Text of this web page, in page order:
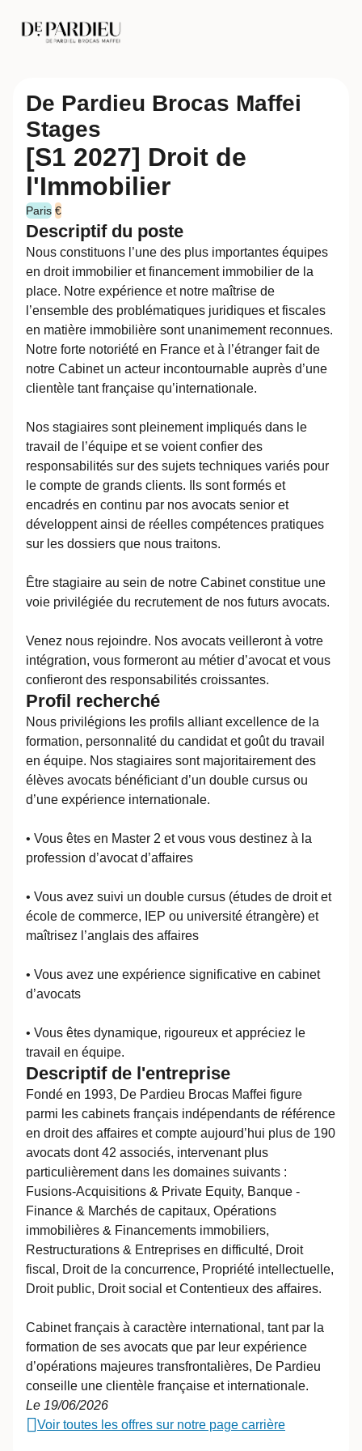
De Pardieu Brocas Maffei
Stages
[S1 2027] Droit de
l'Immobilier
Paris €
Descriptif du poste
Nous constituons l’une des plus importantes équipes
en droit immobilier et financement immobilier de la
place. Notre expérience et notre maîtrise de
l’ensemble des problématiques juridiques et fiscales
en matière immobilière sont unanimement reconnues.
Notre forte notoriété en France et à l’étranger fait de
notre Cabinet un acteur incontournable auprès d’une
clientèle tant française qu’internationale.
Nos stagiaires sont pleinement impliqués dans le
travail de l’équipe et se voient confier des
responsabilités sur des sujets techniques variés pour
le compte de grands clients. Ils sont formés et
encadrés en continu par nos avocats senior et
développent ainsi de réelles compétences pratiques
sur les dossiers que nous traitons.
Être stagiaire au sein de notre Cabinet constitue une
voie privilégiée du recrutement de nos futurs avocats.
Venez nous rejoindre. Nos avocats veilleront à votre
intégration, vous formeront au métier d’avocat et vous
confieront des responsabilités croissantes.
Profil recherché
Nous privilégions les profils alliant excellence de la
formation, personnalité du candidat et goût du travail
en équipe. Nos stagiaires sont majoritairement des
élèves avocats bénéficiant d’un double cursus ou
d’une expérience internationale.
• Vous êtes en Master 2 et vous vous destinez à la
profession d’avocat d’affaires
• Vous avez suivi un double cursus (études de droit et
école de commerce, IEP ou université étrangère) et
maîtrisez l’anglais des affaires
• Vous avez une expérience significative en cabinet
d’avocats
• Vous êtes dynamique, rigoureux et appréciez le
travail en équipe.
Descriptif de l'entreprise
Fondé en 1993, De Pardieu Brocas Maffei figure
parmi les cabinets français indépendants de référence
en droit des affaires et compte aujourd’hui plus de 190
avocats dont 42 associés, intervenant plus
particulièrement dans les domaines suivants :
Fusions-Acquisitions & Private Equity, Banque -
Finance & Marchés de capitaux, Opérations
immobilières & Financements immobiliers,
Restructurations & Entreprises en difficulté, Droit
fiscal, Droit de la concurrence, Propriété intellectuelle,
Droit public, Droit social et Contentieux des affaires.
Cabinet français à caractère international, tant par la
formation de ses avocats que par leur expérience
d’opérations majeures transfrontalières, De Pardieu
conseille une clientèle française et internationale.
Le 19/06/2026
Voir toutes les offres sur notre page carrière